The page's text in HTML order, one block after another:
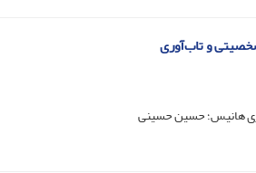
و تاب‌آوری
هانیس؛ حسین حسینی